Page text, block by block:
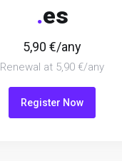
.es
5,90 €/any
Renewal at 5,90 €/any
Register Now